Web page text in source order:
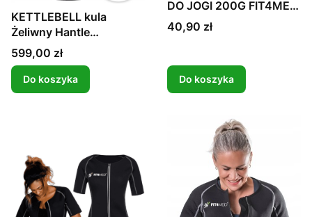
KETTLEBELL kula
Żeliwny Hantle
Regulowane 3,5-18,1
Cena
599,00 zł
Do koszyka
DO JOGI 200G FIT4MED
Z ETUI
Cena
40,90 zł
Do koszyka